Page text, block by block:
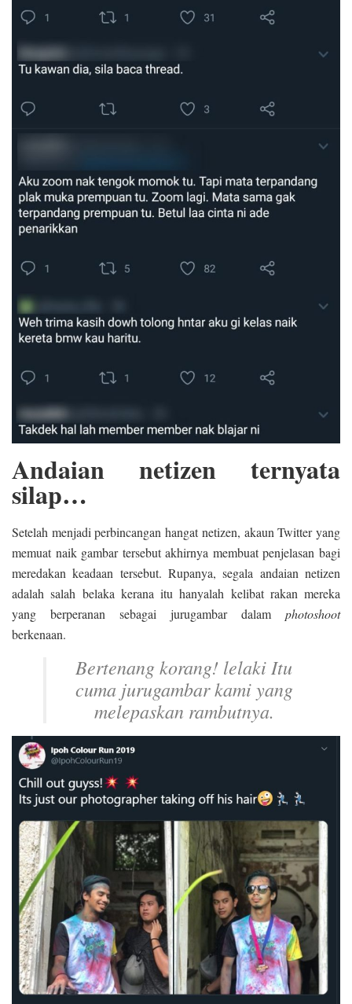
Andaian netizen ternyata
silap…
Setelah menjadi perbincangan hangat netizen, akaun Twitter yang
memuat naik gambar tersebut akhirnya membuat penjelasan bagi
meredakan keadaan tersebut. Rupanya, segala andaian netizen
adalah salah belaka kerana itu hanyalah kelibat rakan mereka
yang berperanan sebagai jurugambar dalam photoshoot
berkenaan.
Bertenang korang! lelaki Itu
cuma jurugambar kami yang
melepaskan rambutnya.